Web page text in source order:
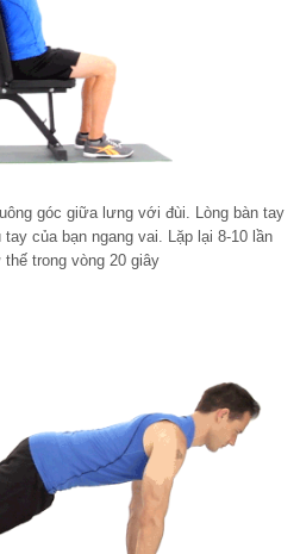
góc giữa lưng với đùi. Lòng bàn tay
của bạn ngang vai. Lặp lại 8-10 lần
trong vòng 20 giây